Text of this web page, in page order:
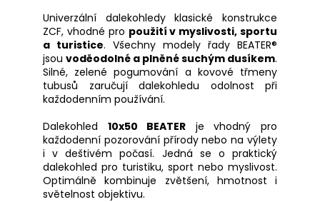
Univerzální dalekohledy klasické konstrukce
ZCF, vhodné pro použití v myslivosti, sportu
a turistice. Všechny modely řady BEATER®
jsou voděodolné a plněné suchým dusíkem.
Silné, zelené pogumování a kovové třmeny
tubusů zaručují dalekohledu odolnost při
každodenním používání.
Dalekohled
10x50 BEATER
je vhodný pro
každodenní pozorování přírody nebo na výlety
i v deštivém počasí. Jedná se o praktický
dalekohled pro turistiku, sport nebo myslivost.
Optimálně kombinuje zvětšení, hmotnost i
světelnost objektivu.